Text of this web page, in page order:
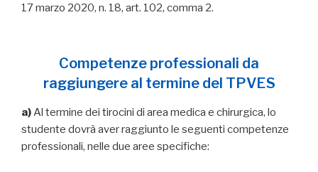
17 marzo 2020, n. 18, art. 102, comma 2.
Competenze professionali da
raggiungere al termine del TPVES
a)Al termine dei tirocini di area medica e chirurgica, lo
studente dovrà aver raggiunto le seguenti competenze
professionali, nelle due aree specifiche: